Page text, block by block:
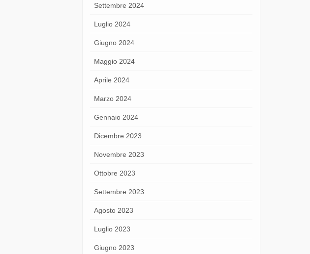
Settembre 2024
Luglio 2024
Giugno 2024
Maggio 2024
Aprile 2024
Marzo 2024
Gennaio 2024
Dicembre 2023
Novembre 2023
Ottobre 2023
Settembre 2023
Agosto 2023
Luglio 2023
Giugno 2023